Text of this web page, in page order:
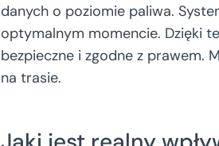
danych o poziomie paliwa.
optymalnym momencie. Dzięki
bezpieczne i zgodne z prawem.
na trasie.